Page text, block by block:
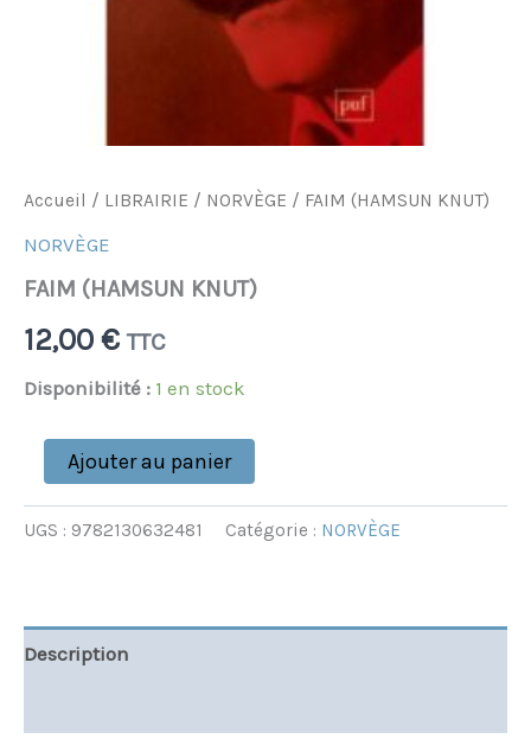
Accueil / LIBRAIRIE / NORVÈGE / FAIM (HAMSUN KNUT)
NORVÈGE
FAIM (HAMSUN KNUT)
12,00 € TTC
Disponibilité : 1 en stock
Ajouter au panier
UGS : 9782130632481 Catégorie : NORVÈGE
Description